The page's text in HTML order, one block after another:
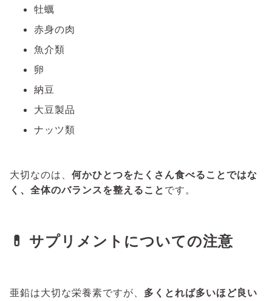
牡蠣
赤身の肉
魚介類
卵
納豆
大豆製品
ナッツ類
大切なのは、 何かひとつをたくさん食べることではな
く、全体のバランスを整えること です。
💊 サプリメントについての注意
亜鉛は大切な栄養素ですが、 多くとれば多いほど良い